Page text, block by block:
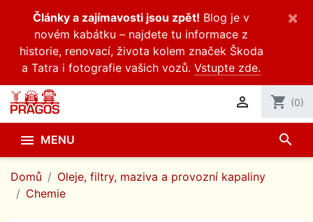
Články a zajímavosti jsou zpět! Blog je v
novém kabátku – najdete tu informace z
historie, renovací, života kolem značek Škoda
a Tatra i fotografie vašich vozů. Vstupte zde.
×
 shopping_cart (0)
 MENU search
Domů
Oleje, filtry, maziva a provozní kapaliny
Chemie